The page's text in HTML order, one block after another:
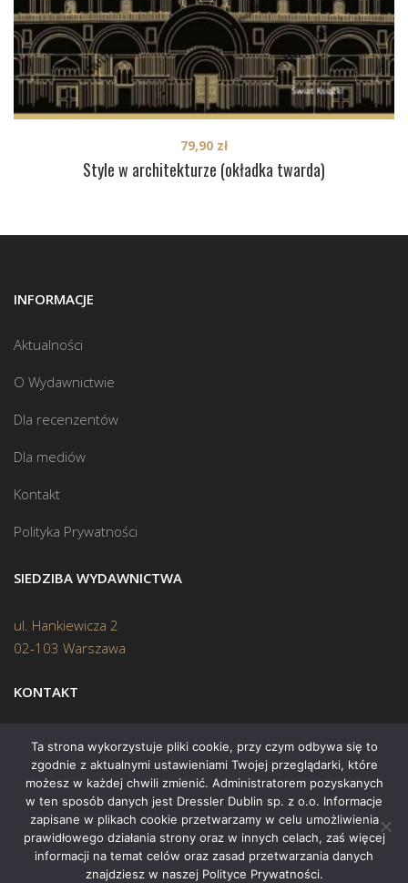
Style w architekturze (okładka twarda)
79,90 zł
INFORMACJE
Aktualności
O Wydawnictwie
Dla recenzentów
Dla mediów
Kontakt
Polityka Prywatności
SIEDZIBA WYDAWNICTWA
ul. Hankiewicza 2
02-103 Warszawa
KONTAKT
Biuro: (22) 45 70 402
Mail:biuro@swiatksiazki.pl
Ta strona wykorzystuje pliki cookie, przy czym odbywa się to
zgodnie z aktualnymi ustawieniami Twojej przeglądarki, które
możesz w każdej chwili zmienić. Administratorem pozyskanych
w ten sposób danych jest Dressler Dublin sp. z o.o. Informacje
zapisane w plikach cookie przetwarzamy w celu umożliwienia
prawidłowego działania strony oraz w innych celach, zaś więcej
informacji na temat celów oraz zasad przetwarzania danych
znajdziesz w naszej Polityce Prywatności.